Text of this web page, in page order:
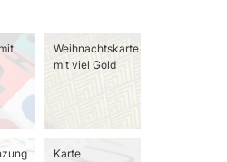
Weihnachtskarte
mit viel Gold
Karte